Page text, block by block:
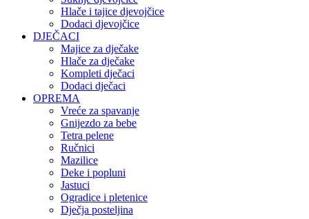
Hlače i tajice djevojčice
Dodaci djevojčice
DJEČACI
Majice za dječake
Hlače za dječake
Kompleti dječaci
Dodaci dječaci
OPREMA
Vreće za spavanje
Gnijezdo za bebe
Tetra pelene
Ručnici
Mazilice
Deke i popluni
Jastuci
Ogradice i pletenice
Dječja posteljina